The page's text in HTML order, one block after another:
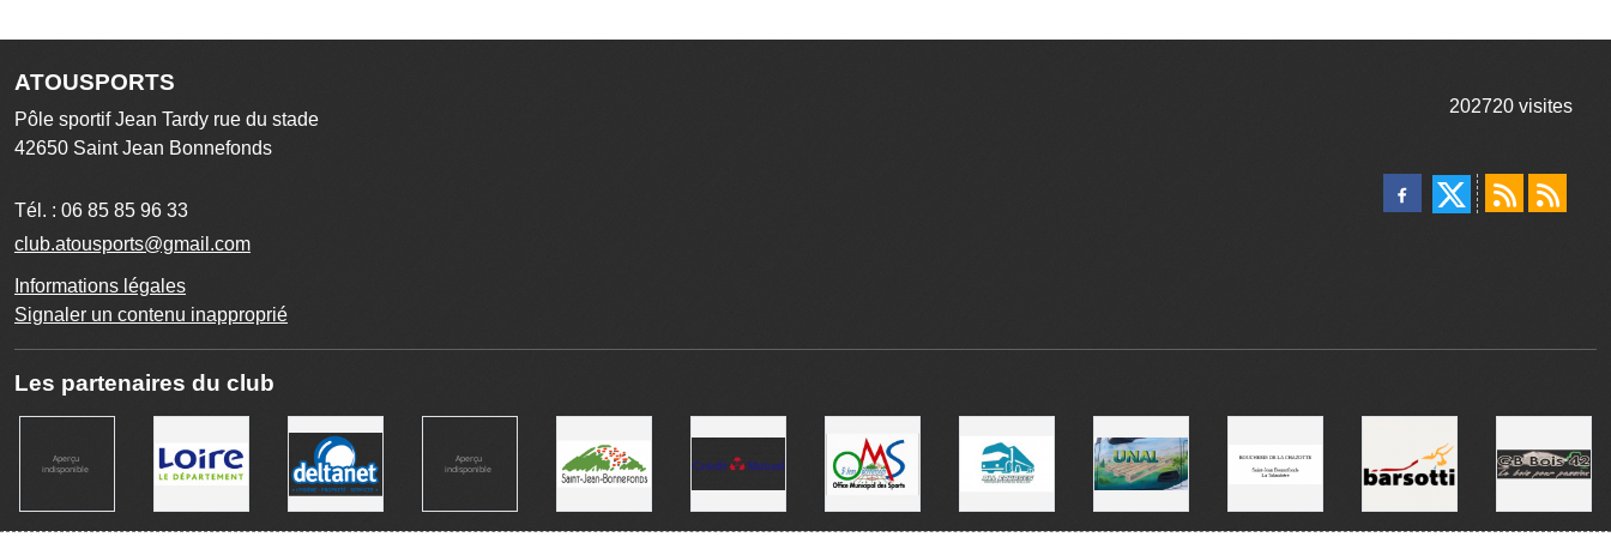
ATOUSPORTS
Pôle sportif Jean Tardy rue du stade
42650 Saint Jean Bonnefonds
Tél. : 06 85 85 96 33
club.atousports@gmail.com
Informations légales
Signaler un contenu inapproprié
202720 visites
Les partenaires du club